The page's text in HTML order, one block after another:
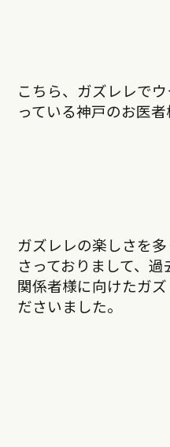
こちら、ガズレレで
っている神戸のお医者
ガズレレの楽しさを
さっておりまして、
関係者様に向けたガ
ださいました。